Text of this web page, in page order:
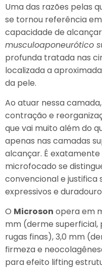
Uma das razões pelas
se tornou referência
capacidade de
musculoaponeurótico
profunda tratada nas
localizada a
da pele.
Ao atuar nessa
contração e
que vai muito além do
apenas nas camadas
alcançar. É
microfocado se
convencional e justifica
expressivos e
O Microson opera em
mm (derme
rugas finas), 3,0 mm
firmeza e
para efeito lifting